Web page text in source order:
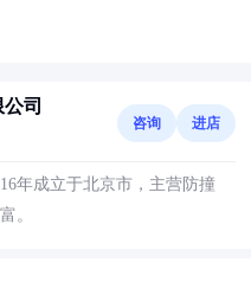
司
咨询 进店
年成立于北京市，主营防撞
。